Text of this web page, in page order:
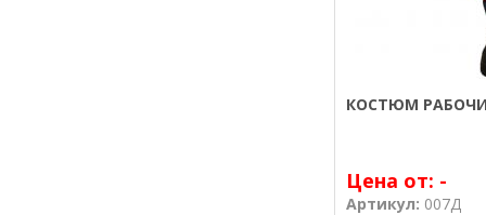
КОСТЮМ
Цена от: -
Артикул: 007Д